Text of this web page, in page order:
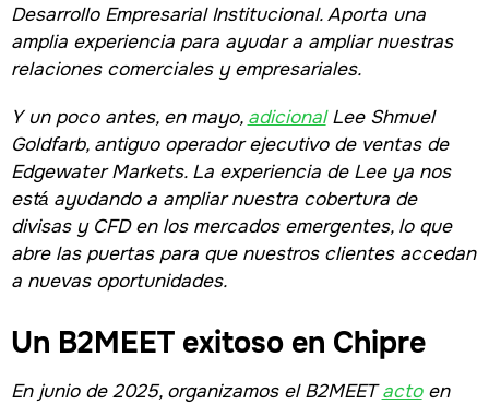
Desarrollo Empresarial Institucional. Aporta una
amplia experiencia para ayudar a ampliar nuestras
relaciones comerciales y empresariales.
Y un poco antes, en mayo, adicionalLee Shmuel
Goldfarb, antiguo operador ejecutivo de ventas de
Edgewater Markets. La experiencia de Lee ya nos
está ayudando a ampliar nuestra cobertura de
divisas y CFD en los mercados emergentes, lo que
abre las puertas para que nuestros clientes accedan
a nuevas oportunidades.
Un B2MEET exitoso en Chipre
En junio de 2025, organizamos el B2MEETacto en